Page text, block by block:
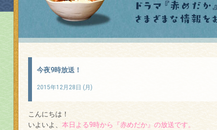
今夜9時放送！
2015年12月28日 (月)
こんにちは！
いよいよ、 本日よる9時から『赤めだか』の放送です。